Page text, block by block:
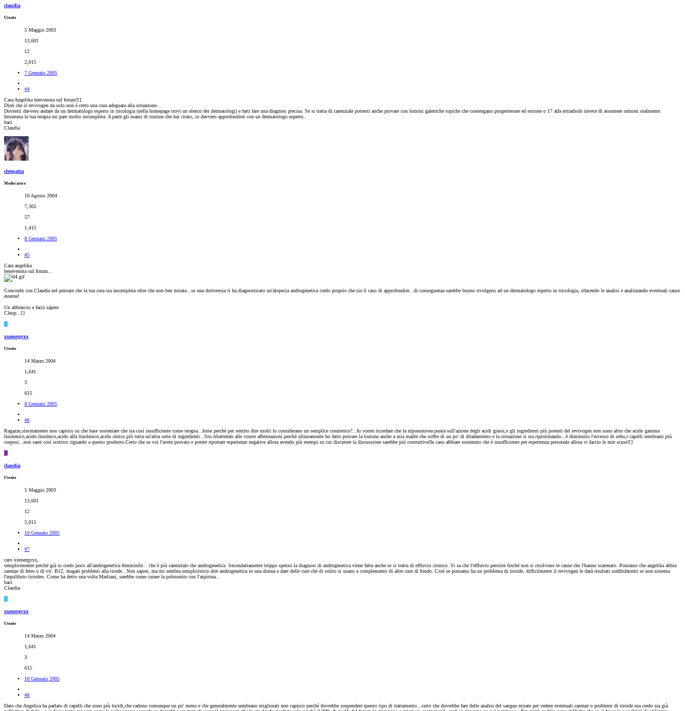
claudia
Utente
5 Maggio 2003
13,601
12
2,015
7 Gennaio 2005
#4
Cara Angelika benvenuta sul forum![]
Direi che il revivogen da solo non è certo una cura adeguata alla situazione...
Dovresti davvero andare da un dermatologo esperto in tricologia (nella homepage trovi un elenco dei dermatologi) e farti fare una diagnosi precisa. Se si tratta di carenziale potresti anche provare con lozioni galeniche topiche che contengano progesterone ed estrone o 17 alfa estradiolo invece di assumere ormoni oralmente.
Insomma la tua terapia mi pare molto incompleta. A parte gli esami di routine che hai citato, io davvero approfondirei con un dermatologo esperto..
baci
Claudia
cleopatra
Moderatore
10 Agosto 2004
7,365
57
1,415
8 Gennaio 2005
#5
Cara angelika
benevenuta sul forum...
Concordo con Claudia nel pensare che la tua cura sia incompleta oltre che non ben mirata...se una dottoressa ti ha diagnosticato un'alopecia androgenetica credo proprio che sia il caso di approfondire...di conseguenza sarebbe buono rivolgersi ad un dermatologo esperto in tricologia, rifacendo le analisi e analizzando eventuali cause
esterne!
Un abbraccio e facci sapere
Cleop...[]
X
xxenergyxx
Utente
14 Marzo 2004
1,641
3
615
8 Gennaio 2005
#6
Ragazze,sinceramente non capisco su che base sosteniate che sia così insufficiente come terapia...forse perchè per sentito dire molti lo considerano un semplice cosmetico?...Io vorrei ricordare che la nipononivea punta sull'azione degli acidi grassi,e gli ingredienti più potenti del revivogen non sono altro che acido gamma
linolenico,acido linoleico,acido alfa linolenico,acido oleico più tutta un'altra serie di ingredienti...Sto ribattendo alle vostre affermazioni perchè ultimamente ho fatto provare la lozione anche a mia madre che soffre di un po' di diradamento e la situazione si sta ripristinando...è diminuito l'eccesso di sebo,i capelli sembrano più
corposi...non sarei così scettico riguardo a questo prodotto.Certo che se voi l'avete provato e potete riportare esperienze negative allora avendo più esempi su cui discutere la discussione sarebbe più costruttiva!In caso abbiate sostenuto che è insufficiente per esperienza personale allora vi faccio le mie scuse![]
C
claudia
Utente
5 Maggio 2003
13,601
12
2,015
10 Gennaio 2005
#7
caro xxenergyxx,
semplicemente perché già io credo poco all'androgenetica femminile... che è più carenziale che androgenetica. Secondariamente troppo spesso la diagnosi di androgenetica viene fatta anche se si tratta di effluvio cronico. Si sa che l'effluvio persiste finché non si risolvono le cause che l'hanno scatenato. Poniamo che angelika abbia
carenze di ferro o di vit. B12, magari problemi alla tirode.. Non saprei, ma mi sembra semplicistico dire androgenetica in una donna e dare delle cure che di solito si usano a complemento di altre cure di fondo. Cioé se poniamo ha un problema di tiroide, difficilmente il revivogen le darà risultati soddisfacenti se non sistema
l'equilibrio tiroideo. Come ha detto una volta Marliani, sarebbe come curare la polmonite con l'aspirina...
baci
Claudia
X
xxenergyxx
Utente
14 Marzo 2004
1,641
3
615
10 Gennaio 2005
#8
Dato che Angelica ha parlato di capelli che sono più lucidi,che cadono comunque un po' meno e che generalmente sembrano migliorati non capisco perchè dovrebbe sospendere questo tipo di trattamento...certo che dovrebbe fare delle analisi del sangue mirate per vedere eventuali carenze o problemi di tiroide ma credo sia già